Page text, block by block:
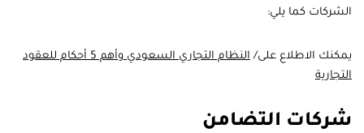
الشركات كما يلي:
يمكنك الاطلاع على/
النظام التجاري السعودي وأهم 5 أحكام للعقود
التجارية
شركات التضامن